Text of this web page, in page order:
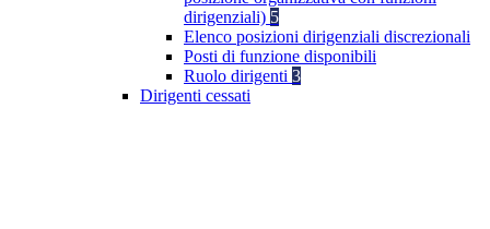
dirigenziali) 5
Elenco posizioni dirigenziali discrezionali
Posti di funzione disponibili
Ruolo dirigenti 3
Dirigenti cessati